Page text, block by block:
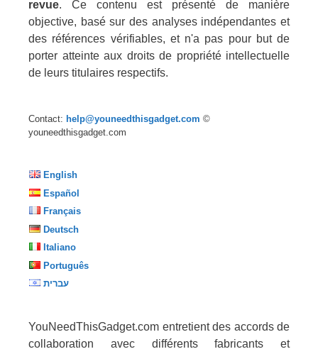
revue. Ce contenu est présenté de manière
objective, basé sur des analyses indépendantes et
des références vérifiables, et n'a pas pour but de
porter atteinte aux droits de propriété intellectuelle
de leurs titulaires respectifs.
Contact: help@youneedthisgadget.com ©
youneedthisgadget.com
English
Español
Français
Deutsch
Italiano
Português
עברית
YouNeedThisGadget.com entretient des accords de
collaboration avec différents fabricants et